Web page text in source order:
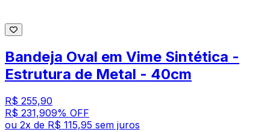
Bandeja Oval em Vime Sintética -
Estrutura de Metal - 40cm
R$ 255,90
R$ 231,909% OFF
ou 2x de R$ 115,95 sem juros